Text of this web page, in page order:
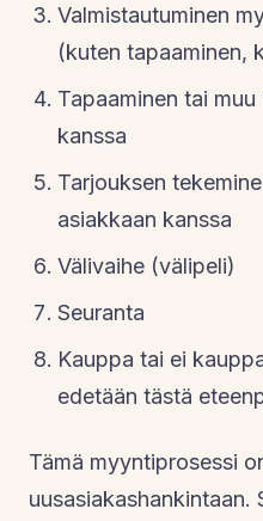
Valmistautuminen
(kuten tapaaminen,
Tapaaminen tai
kanssa
Tarjouksen
asiakkaan kanssa
Välivaihe (välipeli)
Seuranta
Kauppa tai ei
edetään tästä
Tämä myyntiprosessi
uusasiakashankintaan.